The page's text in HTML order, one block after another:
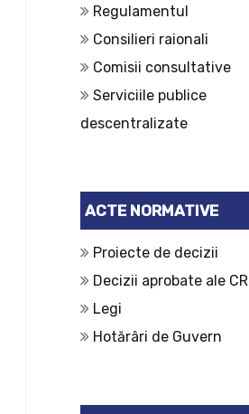
Regulamentul
Consilieri raionali
Comisii consultative
Serviciile publice
descentralizate
ACTE NORMATIVE
Proiecte de decizii
Decizii aprobate ale CR
Legi
Hotărâri de Guvern